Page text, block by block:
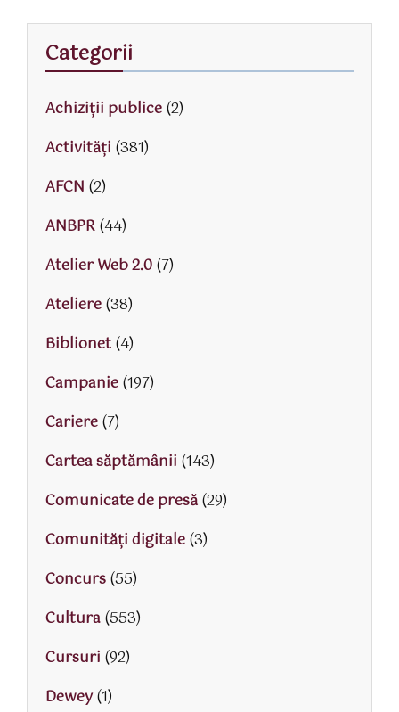
Categorii
Achiziții publice(2)
Activităţi (381)
AFCN (2)
ANBPR(44)
Atelier Web 2.0(7)
Ateliere(38)
Biblionet(4)
Campanie(197)
Cariere(7)
Cartea săptămânii (143)
Comunicate de presă(29)
Comunități digitale(3)
Concurs(55)
Cultura(553)
Cursuri (92)
Dewey(1)